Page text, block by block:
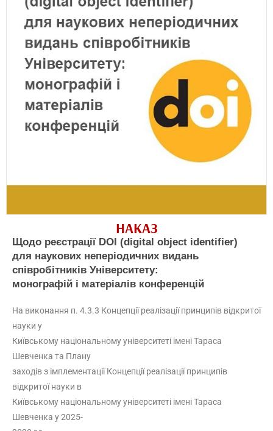
НАКАЗ
Щодо реєстрації DOI (digital object identifier)
для наукових неперіодичних видань
співробітників Університету:
монографій і матеріалів конференцій
На виконання п. 4.3.3 Концепції реалізації принципів відкритої
науки у
Київському національному університеті імені Тараса
Шевченка та Плану
заходів з імплементації Концепції реалізації принципів
відкритої науки в
Київському національному університеті імені Тараса
Шевченка у 2025-